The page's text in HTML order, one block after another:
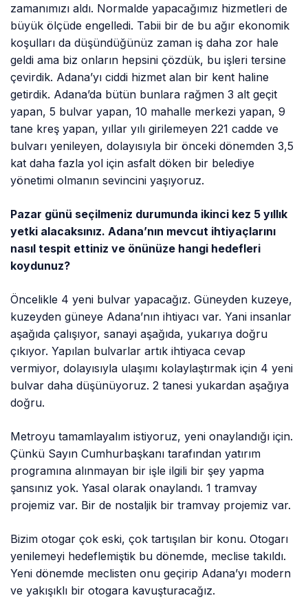
zamanımızı aldı. Normalde yapacağımız hizmetleri de
büyük ölçüde engelledi. Tabii bir de bu ağır ekonomik
koşulları da düşündüğünüz zaman iş daha zor hale
geldi ama biz onların hepsini çözdük, bu işleri tersine
çevirdik. Adana’yı ciddi hizmet alan bir kent haline
getirdik. Adana’da bütün bunlara rağmen 3 alt geçit
yapan, 5 bulvar yapan, 10 mahalle merkezi yapan, 9
tane kreş yapan, yıllar yılı girilemeyen 221 cadde ve
bulvarı yenileyen, dolayısıyla bir önceki dönemden 3,5
kat daha fazla yol için asfalt döken bir belediye
yönetimi olmanın sevincini yaşıyoruz.
Pazar günü seçilmeniz durumunda ikinci kez 5 yıllık
yetki alacaksınız. Adana’nın mevcut ihtiyaçlarını
nasıl tespit ettiniz ve önünüze hangi hedefleri
koydunuz?
Öncelikle 4 yeni bulvar yapacağız. Güneyden kuzeye,
kuzeyden güneye Adana’nın ihtiyacı var. Yani insanlar
aşağıda çalışıyor, sanayi aşağıda, yukarıya doğru
çıkıyor. Yapılan bulvarlar artık ihtiyaca cevap
vermiyor, dolayısıyla ulaşımı kolaylaştırmak için 4 yeni
bulvar daha düşünüyoruz. 2 tanesi yukardan aşağıya
doğru.
Metroyu tamamlayalım istiyoruz, yeni onaylandığı için.
Çünkü Sayın Cumhurbaşkanı tarafından yatırım
programına alınmayan bir işle ilgili bir şey yapma
şansınız yok. Yasal olarak onaylandı. 1 tramvay
projemiz var. Bir de nostaljik bir tramvay projemiz var.
Bizim otogar çok eski, çok tartışılan bir konu. Otogarı
yenilemeyi hedeflemiştik bu dönemde, meclise takıldı.
Yeni dönemde meclisten onu geçirip Adana’yı modern
ve yakışıklı bir otogara kavuşturacağız.